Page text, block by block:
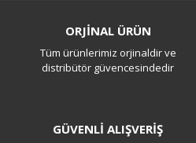
ORJİNAL ÜRÜN
Tüm ürünlerimiz orjinaldir ve
distribütör güvencesindedir
GÜVENLİ ALIŞVERİŞ